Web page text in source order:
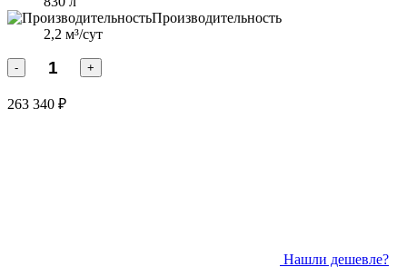
Производительность
2,2 м³/сут
- +
263 340 ₽
Нашли дешевле?